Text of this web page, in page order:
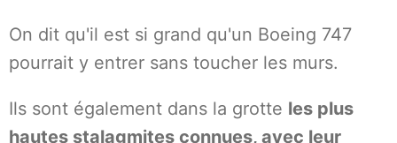
On dit qu'il est si grand qu'un Boeing 747
pourrait y entrer sans toucher les murs.
Ils sont également dans la grotte les plus
hautes stalagmites connues, avec leur